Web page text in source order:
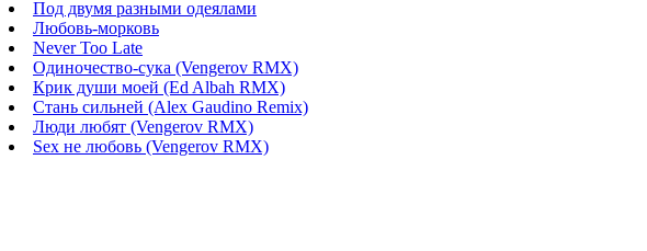
Под двумя разными одеялами
Любовь-морковь
Never Too Late
Одиночество-сука (Vengerov RMX)
Крик души моей (Ed Albah RMX)
Стань сильней (Alex Gaudino Remix)
Люди любят (Vengerov RMX)
Sex не любовь (Vengerov RMX)